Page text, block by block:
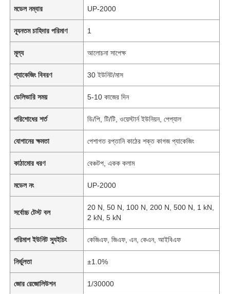
মডেল নম্বার UP-2000
ন্যূনতম চাহিদার পরিমাণ 1
মূল্য আলোচনা সাপেক্ষ
প্যাকেজিং বিবরণ 30 ইউনিট/মাস
ডেলিভারি সময় 5-10 কাজের দিন
পরিশোধের শর্ত ডি/পি, টি/টি, ওয়েস্টার্ন ইউনিয়ন, পেপ্যাল
যোগানের ক্ষমতা পেশাগত রপ্তানি কাঠের শক্ত কাগজ প্যাকেজিং
কাঠামোর ধরণ বেঞ্চটপ, একক কলাম
মডেল নং UP-2000
সর্বোচ্চ টেস্ট বল
20 N, 50 N, 100 N, 200 N, 500 N, 1 kN,
2 kN, 5 kN
পরিমাপ ইউনিট স্যুইচিং কেজিএফ, জিএফ, এন, কেএন, আইবিএফ
নির্ভুলতা ±1.0%
জোর রেজোলিউশন 1/30000